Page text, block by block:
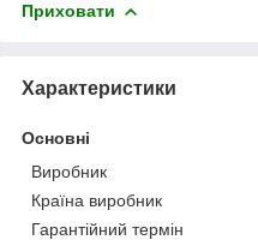
Приховати
Характеристики
Основні
Виробник
Країна виробник
Гарантійний термін